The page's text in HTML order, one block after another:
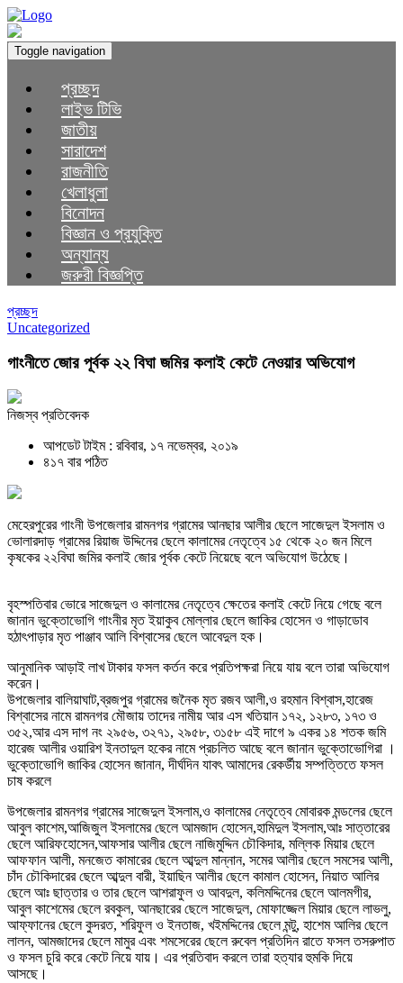
Toggle navigation
প্রচ্ছদ
লাইভ টিভি
জাতীয়
সারাদেশ
রাজনীতি
খেলাধুলা
বিনোদন
বিজ্ঞান ও প্রযুক্তি
অন্যান্য
জরুরী বিজ্ঞপ্তি
প্রচ্ছদ
Uncategorized
গাংনীতে জোর পূর্বক ২২ বিঘা জমির কলাই কেটে নেওয়ার অভিযোগ
নিজস্ব প্রতিবেদক
আপডেট টাইম : রবিবার, ১৭ নভেম্বর, ২০১৯
৪১৭ বার পঠিত
মেহেরপুরের গাংনী উপজেলার রামনগর গ্রামের আনছার আলীর ছেলে সাজেদুল ইসলাম ও
ভোলারদাড় গ্রামের রিয়াজ উদ্দিনের ছেলে কালামের নেতৃত্বে ১৫ থেকে ২০ জন মিলে
কৃষকের ২২বিঘা জমির কলাই জোর পূর্বক কেটে নিয়েছে বলে অভিযোগ উঠেছে।
বৃহস্পতিবার ভোরে সাজেদুল ও কালামের নেতৃত্বে ক্ষেতের কলাই কেটে নিয়ে গেছে বলে
জানান ভুক্তোভোগি গাংনীর মৃত ইয়াকুব মোল্লার ছেলে জাকির হোসেন ও গাড়াডোব
হঠাৎপাড়ার মৃত পাঞ্জাব আলি বিশ্বাসের ছেলে আবেদুল হক।
আনুমানিক আড়াই লাখ টাকার ফসল কর্তন করে প্রতিপক্ষরা নিয়ে যায় বলে তারা অভিযোগ
করেন।
উপজেলার বালিয়াঘাট,ব্রজপুর গ্রামের জনৈক মৃত রজব আলী,ও রহমান বিশ্বাস,হারেজ
বিশ্বাসের নামে রামনগর মৌজায় তাদের নামীয় আর এস খতিয়ান ১৭২, ১২৮৩, ১৭৩ ও
৩৫২,আর এস দাগ নং ২৯৫৬, ৩২৭১, ২৯৫৮, ৩১৫৮ এই দাগে ৯ একর ১৪ শতক জমি
হারেজ আলীর ওয়ারিশ ইনতাদুল হকের নামে প্রচলিত আছে বলে জানান ভুক্তোভোগিরা ।
ভুক্তোভোগি জাকির হোসেন জানান, দীর্ঘদিন যাবৎ আমাদের রেকর্ডীয় সম্পত্তিতে ফসল
চাষ করলে
উপজেলার রামনগর গ্রামের সাজেদুল ইসলাম,ও কালামের নেতৃত্বে মোবারক মন্ডলের ছেলে
আবুল কাশেম,আজিজুল ইসলামের ছেলে আমজাদ হোসেন,হামিদুল ইসলাম,আঃ সাত্তারের
ছেলে আরিফহোসেন,আফসার আলীর ছেলে নাজিমুদ্দিন চৌকিদার, মল্লিক মিয়ার ছেলে
আফফান আলী, মনজেত কামারের ছেলে আব্দুল মান্নান, সমের আলীর ছেলে সমসের আলী,
চাঁদ চৌকিদারের ছেলে আব্দুল বারী, ইয়াছিন আলীর ছেলে কামাল হোসেন, নিয়াত আলির
ছেলে আঃ ছাত্তার ও তার ছেলে আশরাফুল ও আবদুল, কলিমদ্দিনের ছেলে আলমগীর,
আবুল কাশেমের ছেলে রবকুল, আনছারের ছেলে সাজেদুল, মোফাজ্জেল মিয়ার ছেলে লাভলু,
আফ্ফানের ছেলে কুদরত, শরিফুল ও ইনতাজ, খইমদ্দিনের ছেলে মন্টু, হাশেম আলির ছেলে
লালন, আমজাদের ছেলে মামুর এবং শমসেরের ছেলে রুবেল প্রতিদিন রাতে ফসল তসরুপাত
ও ফসল চুরি করে কেটে নিয়ে যায়। এর প্রতিবাদ করলে তারা হত্যার হুমকি দিয়ে
আসছে।